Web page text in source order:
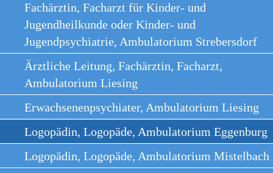
Fachärztin, Facharzt für Kinder- und
Jugendheilkunde oder Kinder- und
Jugendpsychiatrie, Ambulatorium Strebersdorf
Ärztliche Leitung, Fachärztin, Facharzt,
Ambulatorium Liesing
Erwachsenenpsychiater, Ambulatorium Liesing
Logopädin, Logopäde, Ambulatorium Eggenburg
Logopädin, Logopäde, Ambulatorium Mistelbach